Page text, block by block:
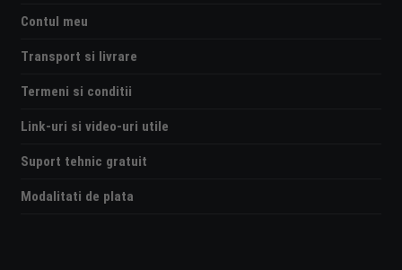
Contul meu
Transport si livrare
Termeni si conditii
Link-uri si video-uri utile
Suport tehnic gratuit
Modalitati de plata